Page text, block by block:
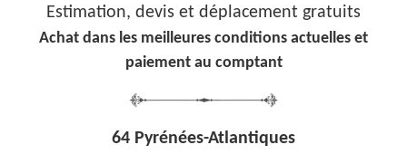
Estimation, devis et déplacement gratuits
Achat dans les meilleures conditions actuelles et
paiement au comptant
64 Pyrénées-Atlantiques